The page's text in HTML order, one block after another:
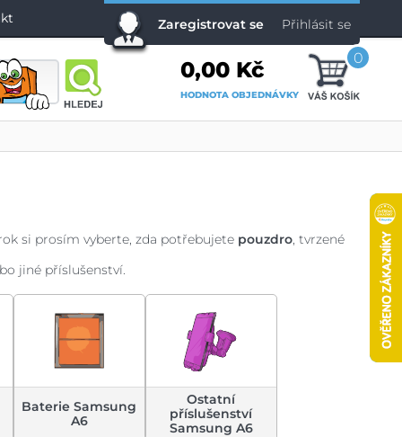
Zaregistrovat se Přihlásit se
0,00 Kč
HODNOTA OBJEDNÁVKY
0
si prosím vyberte, zda potřebujetepouzdro, tvrzené
jiné příslušenství.
Baterie Samsung
A6
Ostatní
příslušenství
Samsung A6